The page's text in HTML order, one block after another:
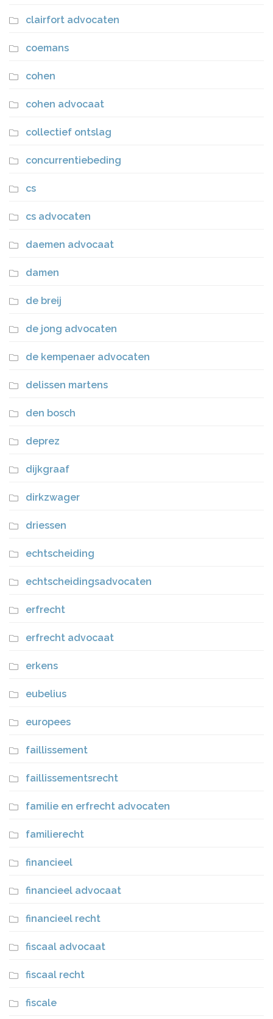
clairfort advocaten
coemans
cohen
cohen advocaat
collectief ontslag
concurrentiebeding
cs
cs advocaten
daemen advocaat
damen
de breij
de jong advocaten
de kempenaer advocaten
delissen martens
den bosch
deprez
dijkgraaf
dirkzwager
driessen
echtscheiding
echtscheidingsadvocaten
erfrecht
erfrecht advocaat
erkens
eubelius
europees
faillissement
faillissementsrecht
familie en erfrecht advocaten
familierecht
financieel
financieel advocaat
financieel recht
fiscaal advocaat
fiscaal recht
fiscale